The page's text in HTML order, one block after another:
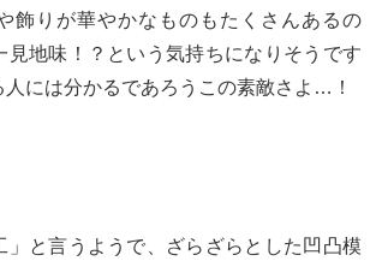
飾りが華やかなものもたくさんあるの
見地味！？という気持ちになりそうです
人には分かるであろうこの素敵さよ…！
」と言うようで、ざらざらとした凹凸模